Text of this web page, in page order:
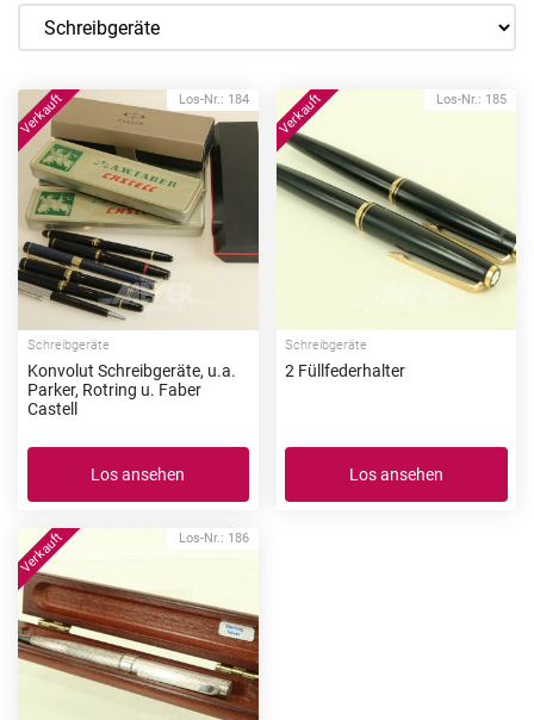
Los-Nr.: 184
Schreibgeräte
Konvolut Schreibgeräte, u.a.
Parker, Rotring u. Faber
Castell
Los ansehen
Los-Nr.: 185
Schreibgeräte
2 Füllfederhalter
Los ansehen
Los-Nr.: 186